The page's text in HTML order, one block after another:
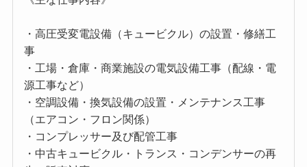
・高圧受変電設備（キュービクル）の設置・修繕工
事
・工場・倉庫・商業施設の電気設備工事（配線・電
源工事など）
・空調設備・換気設備の設置・メンテナンス工事
（エアコン・フロン関係）
・コンプレッサー及び配管工事
・中古キュービクル・トランス・コンデンサーの再